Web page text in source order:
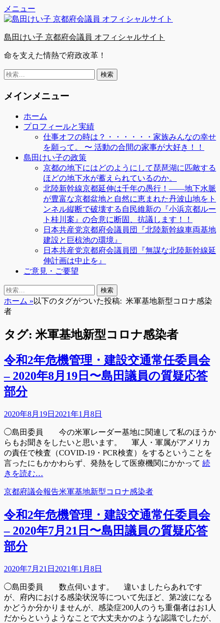
コ
ン
ン
へ
ス
キ
ッ
プ
Facebook
Twitter
YouTube
メニュー
島田けい子 京都府会議員 オフィシャルサイト
命を支えた情熱で府政改革！
検
メインメニュー
ホーム
プロフィールと実績
仕事オフの時は？・・・・・・家族みんなの幸せ
を願って。 〜 活動の合間の家事が大好き！！
島田けい子の政策
京都の地下にはどのようにして琵琶湖に匹敵する
ほどの地下水が蓄えられているのか。
北陸新幹線京都延伸は千年の愚行！――地下水脈
が豊富な京都盆地と自然に恵まれた丹波山地をト
ンネル縦断で破壊する自民維新の『小浜京都ルー
ト桂川案』の合意に断固、抗議します！！
日本共産党京都府会議員団『北陸新幹線車両基地
建設と巨椋池の環境』
日本共産党京都府会議員団『無謀な北陸新幹線延
伸計画は中止を』
ご意見・ご要望
検
索
検
索:
ホーム »以下のタグがついた投稿: 米軍基地新型コロナ感染
者
タグ: 米軍基地新型コロナ感染者
令和2年危機管理・建設交通常任委員会
– 2020年8月19日〜島田議員の質疑応答
部分
投
日
2020年8月19日 2021年1月8日
◯島田委員 今の米軍レーダー基地に関連して私のほうか
らもお聞きをしたいと思います。 軍人・軍属がアメリカ
の責任で検査（COVID-19・PCR検査）をするということを
言ったにもかかわらず、発熱をして医療機関にかかって 続
きを読む…
カ
ゴ
リ
ー
京都府議会報告タ
米軍基地新型コロナ感染者
令和2年危機管理・建設交通常任委員会
– 2020年7月21日〜島田議員の質疑応答
部分
投
日
2020年7月21日 2021年1月8日
◯島田委員 数点伺います。 違いましたらあれです
が、府内における感染状況等について先ほど、第2波になる
かどうか分かりませんが、感染症200人のうち重傷者はお1人
だからというようなことで大丈夫かのような認識でしたが、